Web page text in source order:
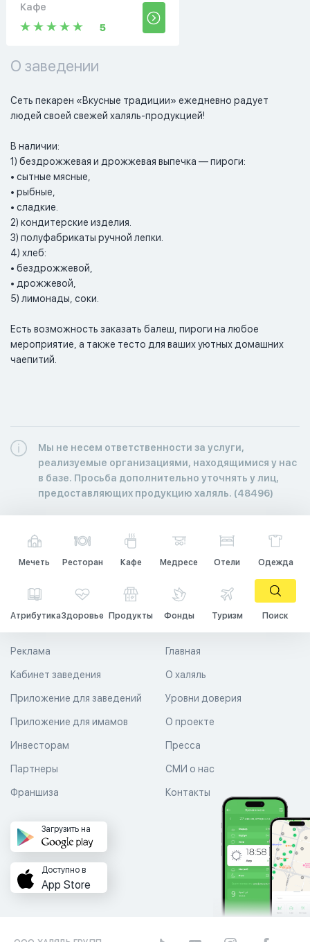
Кафе
5
О заведении
Сеть пекарен «Вкусные традиции» ежедневно радует
людей своей свежей халяль-продукцией!
В наличии:
1) бездрожжевая и дрожжевая выпечка — пироги:
• сытные мясные,
• рыбные,
• сладкие.
2) кондитерские изделия.
3) полуфабрикаты ручной лепки.
4) хлеб:
• бездрожжевой,
• дрожжевой,
5) лимонады, соки.
Есть возможность заказать балеш, пироги на любое
мероприятие, а также тесто для ваших уютных домашних
чаепитий.
Мы не несем ответственности за услуги,
реализуемые организациями, находящимися у нас
в базе. Просьба дополнительно уточнять у лиц,
предоставляющих продукцию халяль. (48496)
Мечеть Ресторан Кафе Медресе Отели Одежда
АтрибутикаЗдоровье Продукты Фонды Туризм Поиск
Главная
О халяль
Уровни доверия
Реклама
Кабинет заведения
Приложение для заведений
Приложение для имамов О проекте
Пресса
СМИ о нас
Контакты
Инвесторам
Партнеры
Франшиза
Загрузить на
Доступно в
App Store